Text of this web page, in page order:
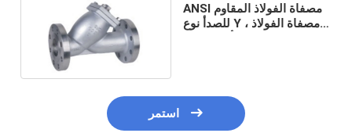
ANSI مصفاة الفولاذ المقاوم
للصدأ نوع Y ، مصفاة الفولاذ
استمر